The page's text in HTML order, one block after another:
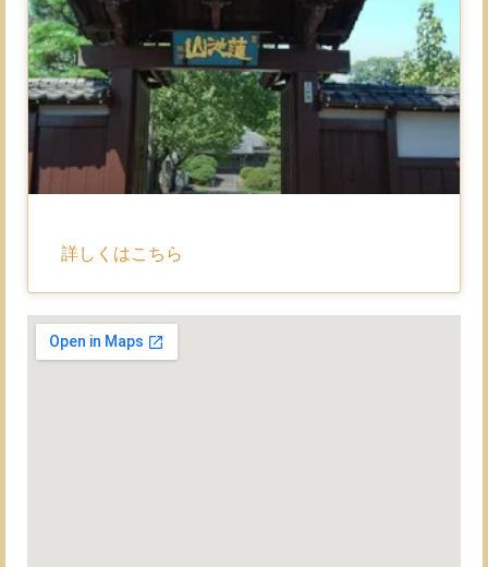
詳しくはこちら